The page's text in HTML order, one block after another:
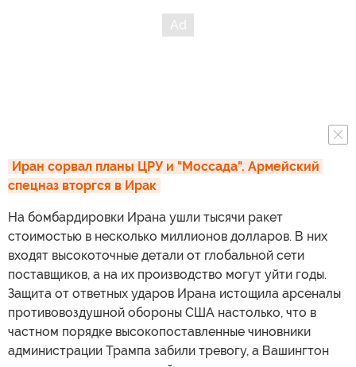
Иран сорвал планы ЦРУ и "Моссада". Армейский
спецназ вторгся в Ирак
На бомбардировки Ирана ушли тысячи ракет
стоимостью в несколько миллионов долларов. В них
входят высокоточные детали от глобальной сети
поставщиков, а на их производство могут уйти годы.
Защита от ответных ударов Ирана истощила арсеналы
противовоздушной обороны США настолько, что в
частном порядке высокопоставленные чиновники
администрации Трампа забили тревогу, а Вашингтон